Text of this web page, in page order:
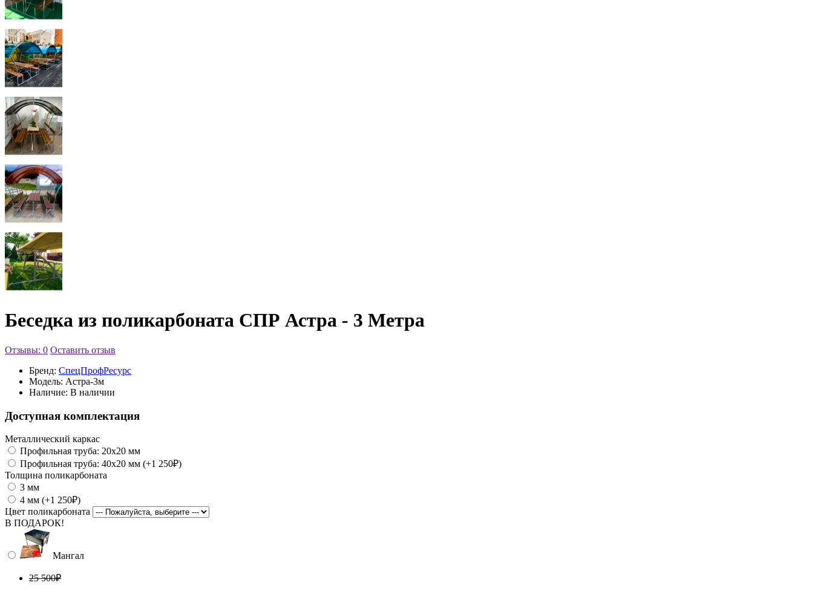
Беседка из поликарбоната СПР Астра - 3 Метра
Отзывы: 0 Оставить отзыв
Бренд: СпецПрофРесурс
Модель: Астра-3м
Наличие: В наличии
Доступная комплектация
Металлический каркас
Профильная труба: 20x20 мм
Профильная труба: 40x20 мм (+1 250₽)
Толщина поликарбоната
3 мм
4 мм (+1 250₽)
Цвет поликарбоната
В ПОДАРОК!
Мангал
25 500₽